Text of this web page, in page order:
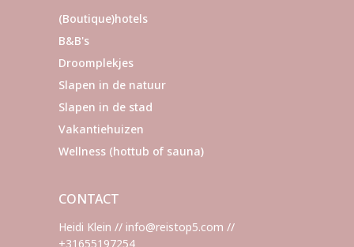
(Boutique)hotels
B&B's
Droomplekjes
Slapen in de natuur
Slapen in de stad
Vakantiehuizen
Wellness (hottub of sauna)
CONTACT
Heidi Klein // info@reistop5.com //
+31655197254